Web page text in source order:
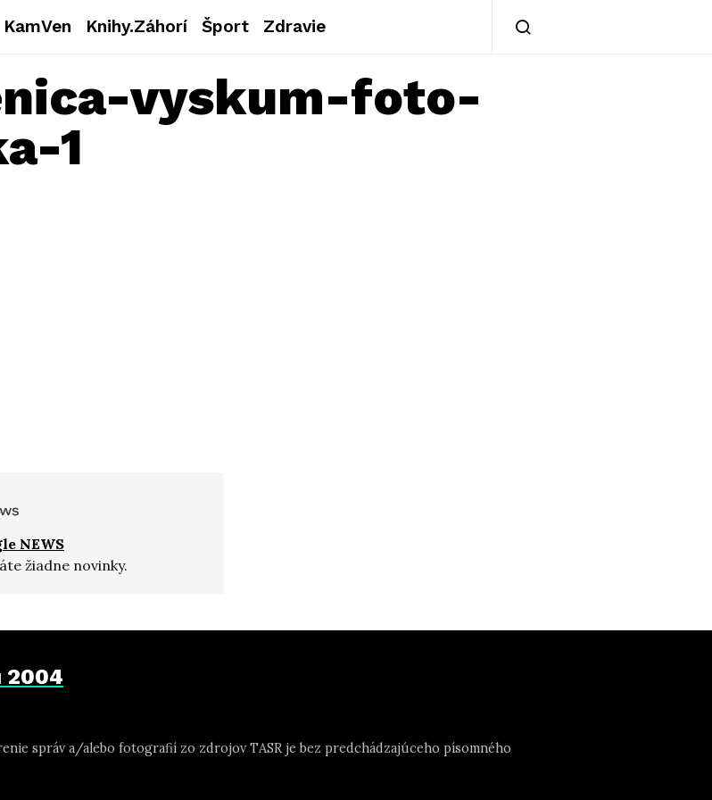
KamVen Knihy.Záhorí Šport Zdravie
vyskum-foto-
1
NEWS
žiadne novinky.
2004
správ a/alebo fotografií zo zdrojov TASR je bez predchádzajúceho písomného